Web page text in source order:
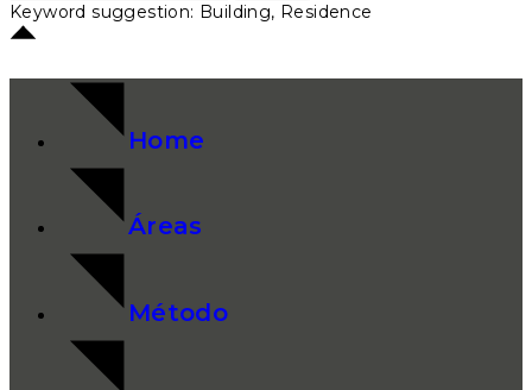
Keyword suggestion: Building, Residence
Home
Áreas
Método